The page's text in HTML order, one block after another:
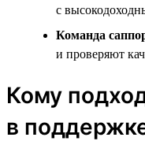
с
Команда
и проверяют
Кому
в